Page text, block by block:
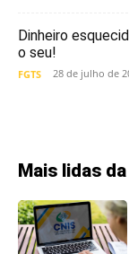
Dinheiro
o seu!
FGTS 28 de julho de
Mais lidas